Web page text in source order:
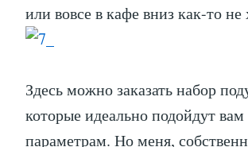
или вовсе в кафе вниз как-то не
Здесь можно заказать набор
которые идеально подойдут
параметрам. Но меня,